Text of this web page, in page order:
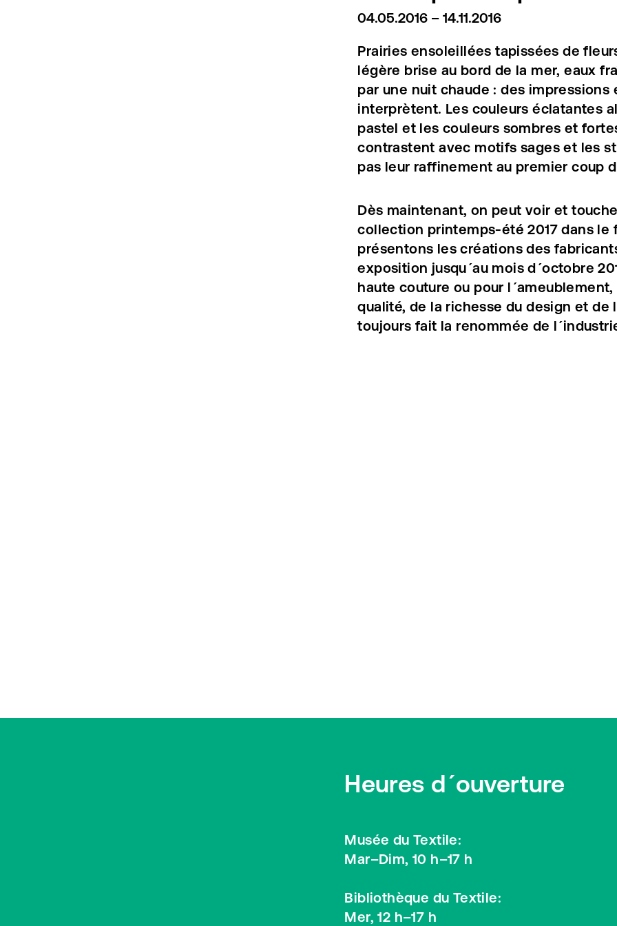
04.05.2016 – 14.11.2016
Prairies ensoleillées tapissées de
légère brise au bord de la mer, eaux
par une nuit chaude : des
interprètent. Les couleurs éclatantes
pastel et les couleurs sombres et
contrastent avec motifs sages et les
pas leur raffinement au premier coup
Dès maintenant, on peut voir et
collection printemps-été 2017 dans le
présentons les créations des
exposition jusqu´au mois d´octobre
haute couture ou pour
qualité, de la richesse du design et
toujours fait la renommée de
Heures d´ouverture
Musée du Textile:
Mar–Dim, 10 h–17 h
Bibliothèque du Textile:
Mer, 12 h–17 h